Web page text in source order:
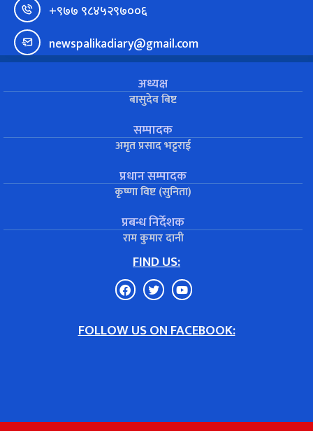
+९७७ ९८४५२९७००६
newspalikadiary@gmail.com
अध्यक्ष
बासुदेव बिष्ट
सम्पादक
अमृत प्रसाद भट्टराई
प्रधान सम्पादक
कृष्णा विष्ट (सुनिता)
प्रबन्ध निर्देशक
राम कुमार दानी
FIND US:
FOLLOW US ON FACEBOOK: